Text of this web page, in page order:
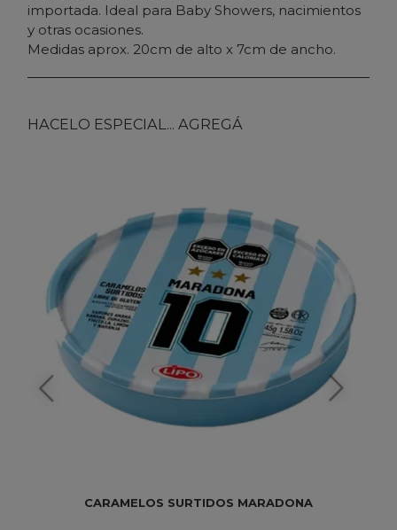
importada. Ideal para Baby Showers, nacimientos
y otras ocasiones.
Medidas aprox. 20cm de alto x 7cm de ancho.
HACELO ESPECIAL... AGREGÁ
CARAMELOS SURTIDOS MARADONA